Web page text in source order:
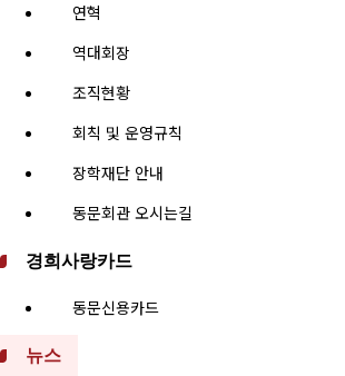
연혁
역대회장
조직현황
회칙 및 운영규칙
장학재단 안내
동문회관 오시는길
경희사랑카드
동문신용카드
뉴스